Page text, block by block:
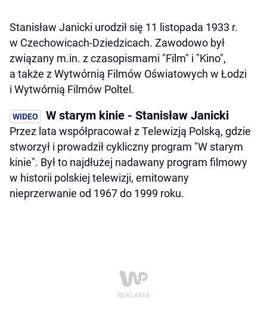
Stanisław Janicki urodził się 11 listopada 1933 r.
w Czechowicach-Dziedzicach. Zawodowo był
związany m.in. z czasopismami "Film" i "Kino",
a także z Wytwórnią Filmów Oświatowych w Łodzi
i Wytwórnią Filmów Poltel.
W starym kinie - Stanisław Janicki
Przez lata współpracował z Telewizją Polską, gdzie
stworzył i prowadził cykliczny program "W starym
kinie". Był to najdłużej nadawany program filmowy
w historii polskiej telewizji, emitowany
nieprzerwanie od 1967 do 1999 roku.